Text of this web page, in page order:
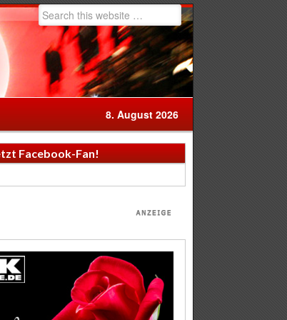
8. August 2026
Facebook-Fan!